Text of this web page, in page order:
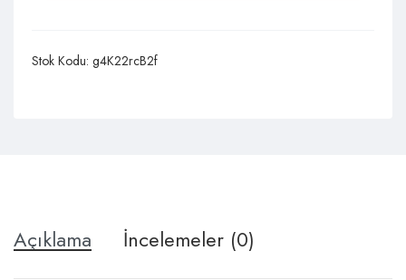
Stok Kodu: g4K22rcB2f
Açıklama İncelemeler (0)